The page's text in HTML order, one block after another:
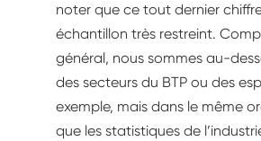
noter que ce tout dernier
échantillon très restreint.
général, nous sommes au-
des secteurs du BTP ou des
exemple, mais dans le même
que les statistiques de